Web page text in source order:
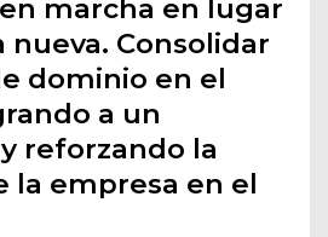
marcha en lugar
nueva. Consolidar
dominio en el
a un
reforzando la
la empresa en el